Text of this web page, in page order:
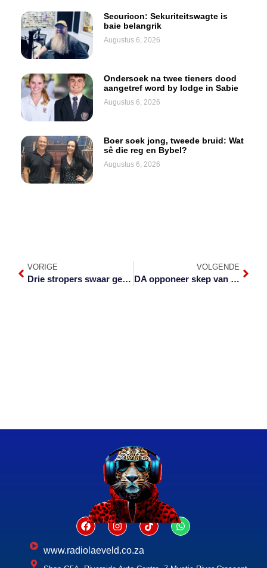
Securicon: Sekuriteitswagte is
baie belangrik
Augustus 6, 2026
Ondersoek na twee tieners dood
aangetref word by lodge in Sabie
Augustus 6, 2026
Boer soek jong, tweede bruid: Wat
sê die reg en Bybel?
Augustus 6, 2026
VORIGE
Drie stropers swaar gevonnis in Skukuza
VOLGENDE
DA opponeer skep van vierde distriksmunisipaliteit
www.radiolaeveld.co.za